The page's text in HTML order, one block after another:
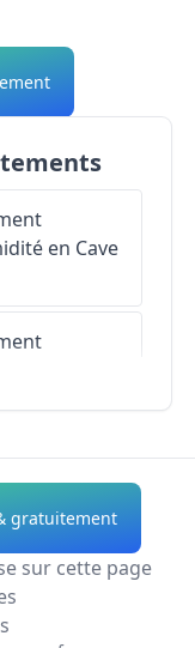
en Cave
en Cave
gratuitement
sur cette page